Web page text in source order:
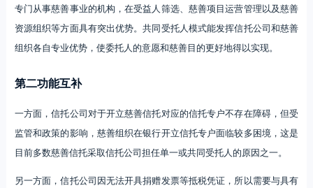
专门从事慈善事业的机构，在受益人筛选、慈善项目运营管理以及慈善
资源组织等方面具有突出优势。共同受托人模式能发挥信托公司和慈善
组织各自专业优势，使委托人的意愿和慈善目的更好地得以实现。
第二功能互补
一方面，信托公司对于开立慈善信托对应的信托专户不存在障碍，但受
监管和政策的影响，慈善组织在银行开立信托专户面临较多困境，这是
目前多数慈善信托采取信托公司担任单一或共同受托人的原因之一。
另一方面，信托公司因无法开具捐赠发票等抵税凭证，所以需要与具有